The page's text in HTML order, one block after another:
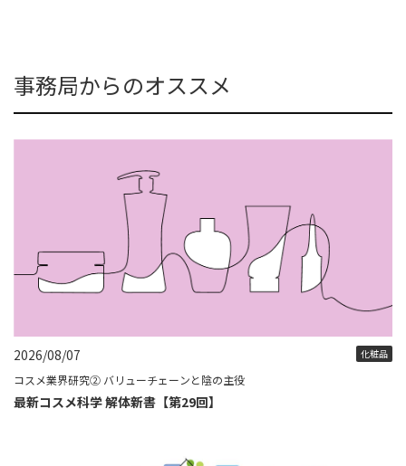
事務局からのオススメ
2026/08/07 化粧品
コスメ業界研究② バリューチェーンと陰の主役
最新コスメ科学 解体新書【第29回】